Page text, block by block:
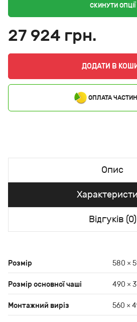
СКИНУТИ ОПЦІЇ
27 924 грн.
ДОДАТИ В
ОПЛАТА
Опис
Відгуків (0)
Розмір 580 ×
Розмір основної чаші 490 ×
Монтажний виріз 560 ×